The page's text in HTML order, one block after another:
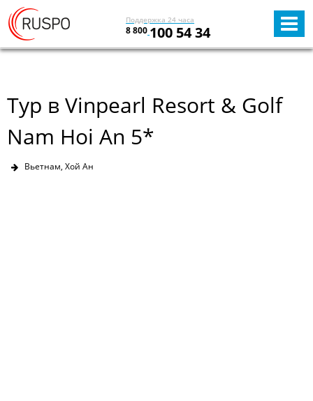
Поддержка 24 часа
8 800 100 54 34
Тур в Vinpearl Resort & Golf
Nam Hoi An 5*
Вьетнам, Хой Ан